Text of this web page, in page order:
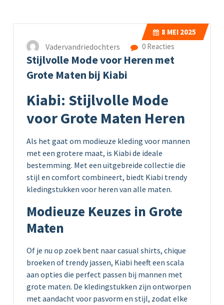
8 MEI 2025
Vadervandriedochters 0 Reacties
Stijlvolle Mode voor Heren met
Grote Maten bij Kiabi
Kiabi: Stijlvolle Mode
voor Grote Maten Heren
Als het gaat om modieuze kleding voor mannen
met een grotere maat, is Kiabi de ideale
bestemming. Met een uitgebreide collectie die
stijl en comfort combineert, biedt Kiabi trendy
kledingstukken voor heren van alle maten.
Modieuze Keuzes in Grote
Maten
Of je nu op zoek bent naar casual shirts, chique
broeken of trendy jassen, Kiabi heeft een scala
aan opties die perfect passen bij mannen met
grote maten. De kledingstukken zijn ontworpen
met aandacht voor pasvorm en stijl, zodat elke